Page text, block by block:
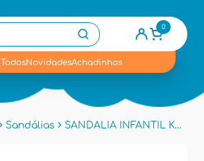
0
TodosNovidadesAchadinhos
Sandálias SANDALIA INFANTIL KLIN 126180 - Dourado